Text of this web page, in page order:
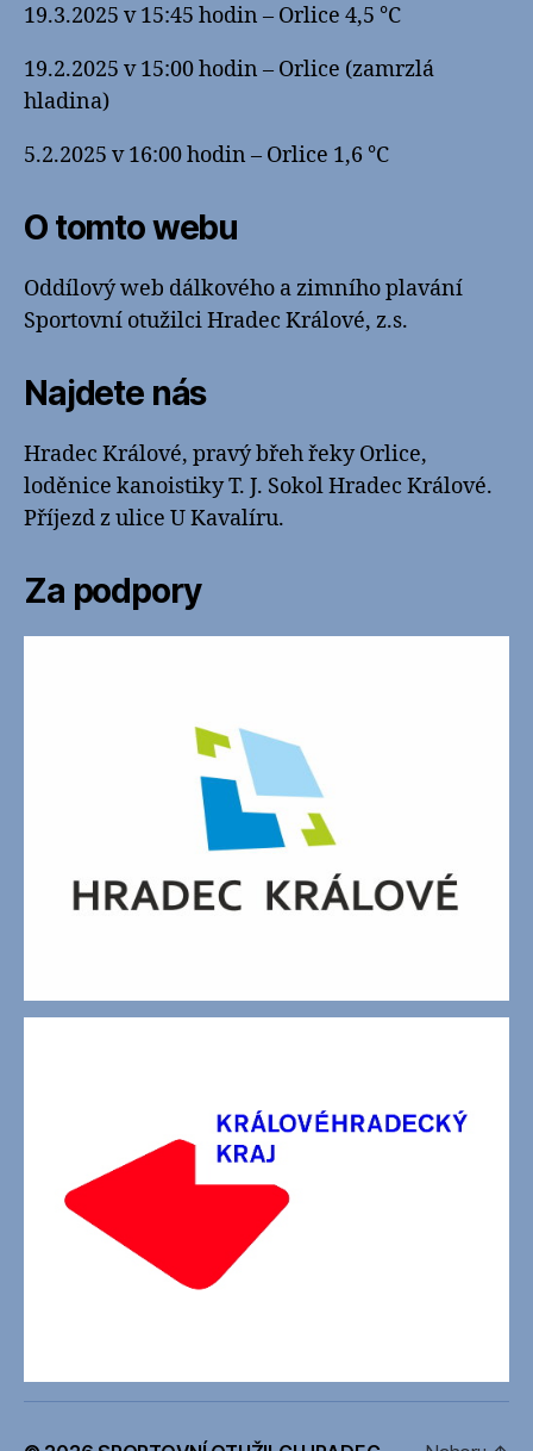
19.3.2025 v 15:45 hodin – Orlice 4,5 °C
19.2.2025 v 15:00 hodin – Orlice (zamrzlá
hladina)
5.2.2025 v 16:00 hodin – Orlice 1,6 °C
O tomto webu
Oddílový web dálkového a zimního plavání
Sportovní otužilci Hradec Králové, z.s.
Najdete nás
Hradec Králové, pravý břeh řeky Orlice,
loděnice kanoistiky T. J. Sokol Hradec Králové.
Příjezd z ulice U Kavalíru.
Za podpory